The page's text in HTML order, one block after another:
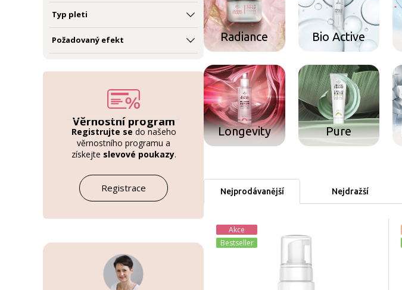
Typ pleti
Požadovaný efekt
Věrnostní program
Registrujte se do našeho
věrnostního programu a
získejte slevové poukazy.
Registrace
Radiance Bio Active
Longevity Pure
Nejprodávanější Nejdražší
Akce
Bestseller